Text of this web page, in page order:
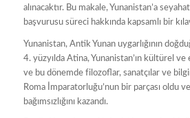
alınacaktır. Bu makale, Yunanistan’a
başvurusu süreci hakkında kapsamlı bir
Yunanistan, Antik Yunan uygarlığının
4. yüzyılda Atina, Yunanistan’ın kültürel
ve bu dönemde filozoflar, sanatçılar ve
Roma İmparatorluğu’nun bir parçası oldu
bağımsızlığını kazandı.